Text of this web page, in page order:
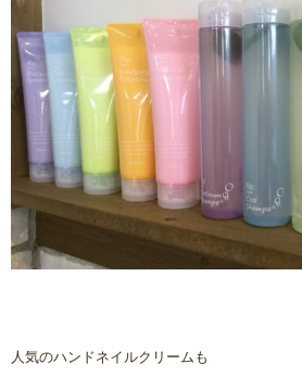
人気のハンドネイルクリームも